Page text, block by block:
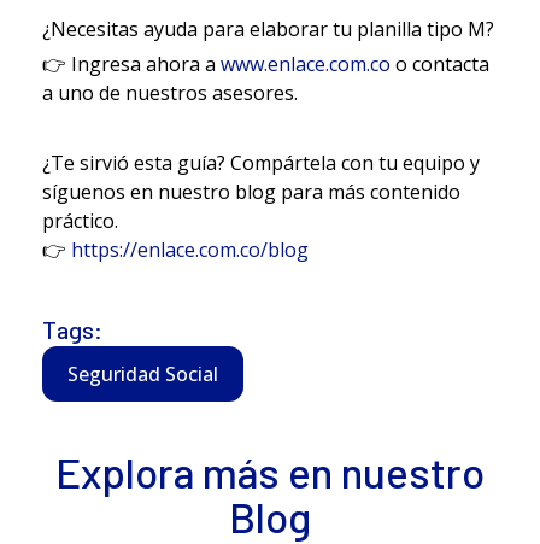
¿Necesitas ayuda para elaborar tu planilla tipo M?
👉 Ingresa ahora a www.enlace.com.co o contacta
a uno de nuestros asesores.
¿Te sirvió esta guía? Compártela con tu equipo y
síguenos en nuestro blog para más contenido
práctico.
👉 https://enlace.com.co/blog
Tags:
Seguridad Social
Explora más en nuestro
Blog